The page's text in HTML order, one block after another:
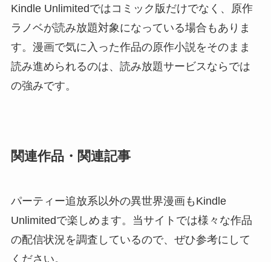
Kindle Unlimitedではコミック版だけでなく、原作
ラノベが読み放題対象になっている場合もありま
す。漫画で気に入った作品の原作小説をそのまま
読み進められるのは、読み放題サービスならでは
の強みです。
関連作品・関連記事
パーティー追放系以外の異世界漫画もKindle
Unlimitedで楽しめます。当サイトでは様々な作品
の配信状況を調査しているので、ぜひ参考にして
ください。